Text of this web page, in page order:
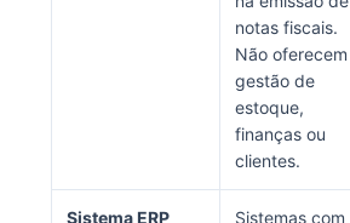
notas fiscais.
Não oferecem
gestão de
estoque,
finanças ou
clientes.
Sistema ERP
Sistemas com